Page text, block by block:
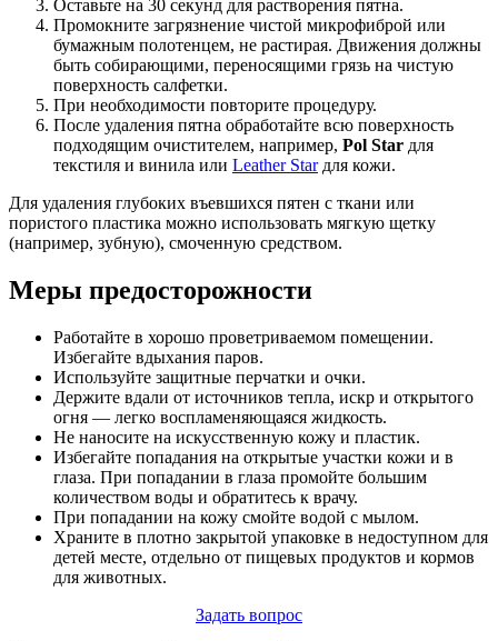
Оставьте на 30 секунд для растворения пятна.
Промокните загрязнение чистой микрофиброй или
бумажным полотенцем, не растирая. Движения должны
быть собирающими, переносящими грязь на чистую
поверхность салфетки.
При необходимости повторите процедуру.
После удаления пятна обработайте всю поверхность
подходящим очистителем, например, Pol Star для
текстиля и винила или Leather Starдля кожи.
Для удаления глубоких въевшихся пятен с ткани или
пористого пластика можно использовать мягкую щетку
(например, зубную), смоченную средством.
Меры предосторожности
Работайте в хорошо проветриваемом помещении.
Избегайте вдыхания паров.
Используйте защитные перчатки и очки.
Держите вдали от источников тепла, искр и открытого
огня — легко воспламеняющаяся жидкость.
Не наносите на искусственную кожу и пластик.
Избегайте попадания на открытые участки кожи и в
глаза. При попадании в глаза промойте большим
количеством воды и обратитесь к врачу.
При попадании на кожу смойте водой с мылом.
Храните в плотно закрытой упаковке в недоступном для
детей месте, отдельно от пищевых продуктов и кормов
для животных.
Задать вопрос